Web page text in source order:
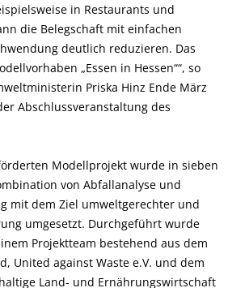
in Restaurants und
die Belegschaft mit einfachen
deutlich reduzieren. Das
„Essen in Hessen““, so
Priska Hinz Ende März
Abschlussveranstaltung des
Modellprojekt wurde in sieben
von Abfallanalyse und
mit dem Ziel umweltgerechter und
umgesetzt. Durchgeführt wurde
Projektteam bestehend aus dem
United against Waste e.V. und dem
Land- und Ernährungswirtschaft